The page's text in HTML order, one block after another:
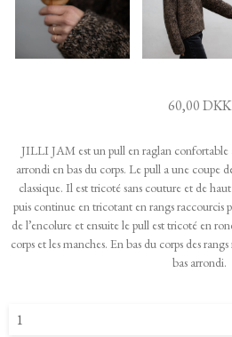
60,00 DKK
JILLI JAM est un pull en raglan confortable
arrondi en bas du corps. Le pull a une coupe
classique. Il est tricoté sans couture et de
puis continue en tricotant en rangs raccourcis
de l’encolure et ensuite le pull est tricoté en
corps et les manches. En bas du corps des
bas arrondi.